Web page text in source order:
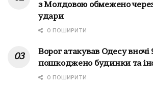
з Молдовою обмежено через
удари
0 ПОШИРИТИ
Ворог атакував Одесу вночі
пошкоджено будинки та
0 ПОШИРИТИ